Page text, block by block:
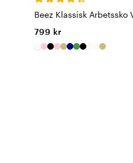
Beez Klassisk Arbetssko
799 kr